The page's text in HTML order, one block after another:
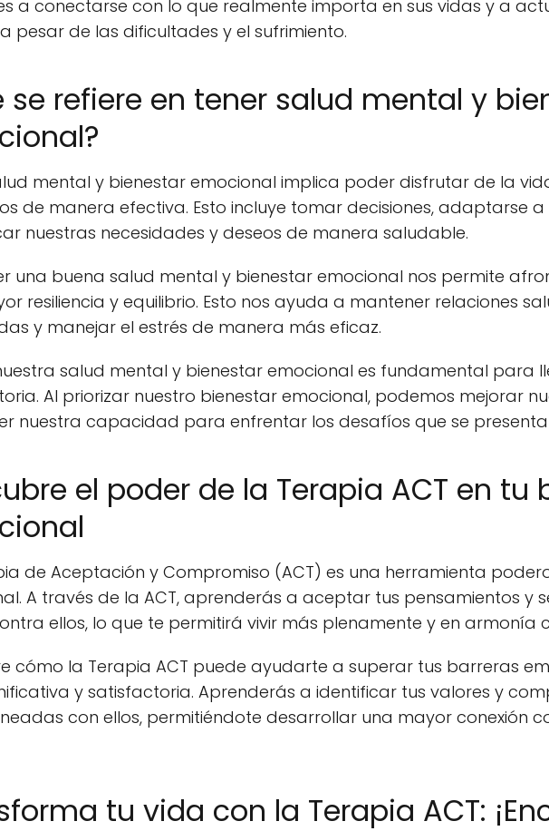
a conectarse con lo que realmente importa en sus vidas y a
pesar de las dificultades y el sufrimiento.
se refiere en tener salud mental y
mental y bienestar emocional implica poder disfrutar de la
de manera efectiva. Esto incluye tomar decisiones, adaptarse
nuestras necesidades y deseos de manera saludable.
una buena salud mental y bienestar emocional nos permite
resiliencia y equilibrio. Esto nos ayuda a mantener relaciones
y manejar el estrés de manera más eficaz.
salud mental y bienestar emocional es fundamental para
Al priorizar nuestro bienestar emocional, podemos mejorar
nuestra capacidad para enfrentar los desafíos que se
el poder de la Terapia ACT en tu
de Aceptación y Compromiso (ACT) es una herramienta
A través de la ACT, aprenderás a aceptar tus pensamientos y
ellos, lo que te permitirá vivir más plenamente y en armonía
cómo la Terapia ACT puede ayudarte a superar tus barreras
y satisfactoria. Aprenderás a identificar tus valores y
con ellos, permitiéndote desarrollar una mayor conexión
tu vida con la Terapia ACT: